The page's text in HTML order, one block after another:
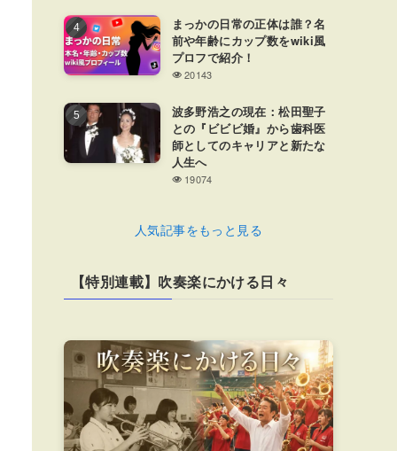
まっかの日常の正体は誰？名
前や年齢にカップ数をwiki風
プロフで紹介！
20143
波多野浩之の現在：松田聖子
との『ビビビ婚』から歯科医
師としてのキャリアと新たな
人生へ
19074
人気記事をもっと見る
【特別連載】吹奏楽にかける日々